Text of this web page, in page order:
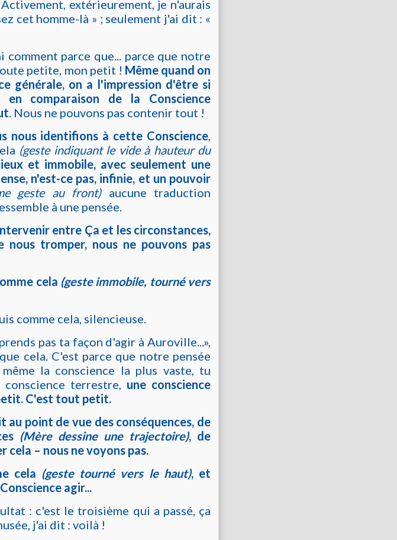
extérieurement, je n'aurais
cet homme-là » ; seulement j'ai dit : «
comment parce que... parce que notre
petite, mon petit ! Même quand on
générale, on a l'impression d'être si
comparaison de la Conscience
. Nous ne pouvons pas contenir tout !
nous identifions à cette Conscience,
(geste indiquant le vide à hauteur du
et immobile, avec seulement une
n'est-ce pas, infinie, et un pouvoir
geste au front)aucune traduction
à une pensée.
entre Ça et les circonstances,
nous tromper, nous ne pouvons pas
cela (geste immobile, tourné vers
comme cela, silencieuse.
pas ta façon d'agir à Auroville...»,
cela. C'est parce que notre pensée
la conscience la plus vaste, tu
conscience terrestre, une conscience
C'est tout petit.
point de vue des conséquences, de
(Mère dessine une trajectoire), de
– nous ne voyons pas.
cela (geste tourné vers le haut), et
agir...
: c'est le troisième qui a passé, ça
j'ai dit : voilà !